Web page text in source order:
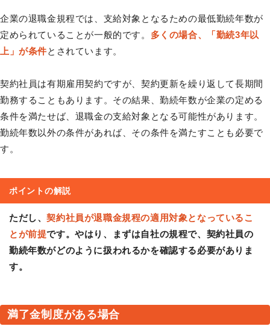
企業の退職金規程では、支給対象となるための最低勤続年数が
定められていることが一般的です。 多くの場合、「勤続3年以
上」が条件とされています。
契約社員は有期雇用契約ですが、契約更新を繰り返して長期間
勤務することもあります。その結果、勤続年数が企業の定める
条件を満たせば、退職金の支給対象となる可能性があります。
勤続年数以外の条件があれば、その条件を満たすことも必要で
す。
ポイントの解説
ただし、契約社員が退職金規程の適用対象となっているこ
とが前提です。やはり、まずは自社の規程で、契約社員の
勤続年数がどのように扱われるかを確認する必要がありま
す。
満了金制度がある場合